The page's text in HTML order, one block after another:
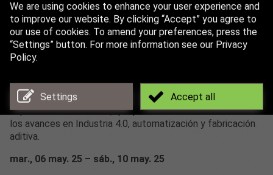
VisitarEXPOMAFE2025 es la oportunidad perfecta para
descubrir las últimas innovaciones y tendencias de la
industria de maquinaria y herramientas en América Latina.
Con más de 65.000 visitantes y miles de expositores, el
evento es ideal para explorar nuevas soluciones
mercado. Además, ofrece un completo programa de
seminarios, talleres y presentaciones técnicas a cargo de
expertos de la industria, que permiten actualizarse sobre
los avances en Industria 4.0, automatización y fabricación
aditiva.
mar., 06 may. 25 – sáb., 10 may. 25
We are using cookies to enhance your user experience and
to improve our website. By clicking “Accept” you agree to
our use of cookies. To amend your preferences, press the
“Settings” button. For more information see our Privacy
Policy.
Settings Accept all